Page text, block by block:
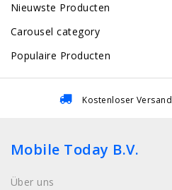
Nieuwste Producten
Carousel category
Populaire Producten
Kostenloser Versand
Mobile Today B.V.
Über uns